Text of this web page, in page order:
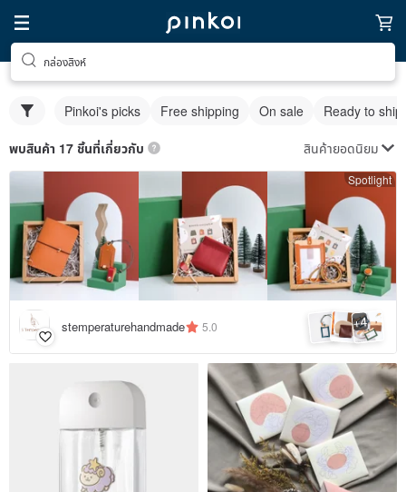
กล่องสิงห์
Pinkoi's picks Free shipping On sale Ready to ship
พบสินค้า 17 ชิ้นที่เกี่ยวกับ สินค้ายอดนิยม
Spotlight
stemperaturehandmade 5.0 +4